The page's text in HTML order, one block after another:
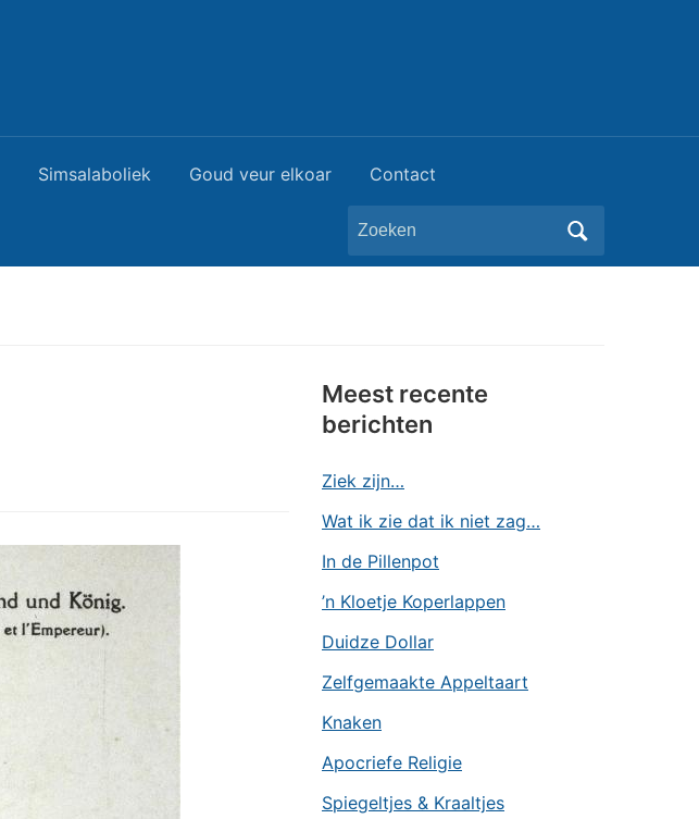
Simsalaboliek Goud veur elkoar Contact
Zoeken
naar:
Meest recente
berichten
Ziek zijn…
Wat ik zie dat ik niet zag…
In de Pillenpot
’n Kloetje Koperlappen
Duidze Dollar
Zelfgemaakte Appeltaart
Knaken
Apocriefe Religie
Spiegeltjes & Kraaltjes